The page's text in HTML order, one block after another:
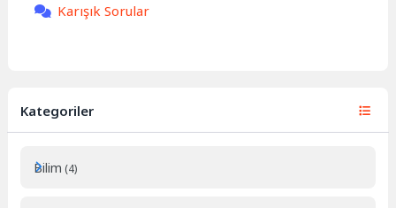
Karışık Sorular
Kategoriler
Bilim (4)